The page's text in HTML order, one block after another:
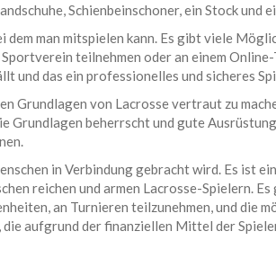
Schienbeinschoner, ein Stock und
man mitspielen kann. Es gibt viele
teilnehmen oder an einem Online-
und das ein professionelles und sicheres
Grundlagen von Lacrosse vertraut zu
Grundlagen beherrscht und gute
in Verbindung gebracht wird. Es ist
reichen und armen Lacrosse-Spielern.
an Turnieren teilzunehmen, und die
aufgrund der finanziellen Mittel der